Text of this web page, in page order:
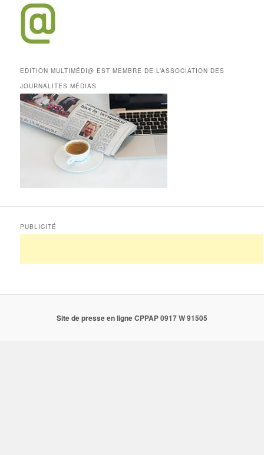
EDITION MULTIMÉDI@ EST MEMBRE DE L’ASSOCIATION DES
JOURNALITES MÉDIAS
PUBLICITÉ
Site de presse en ligne CPPAP 0917 W 91505